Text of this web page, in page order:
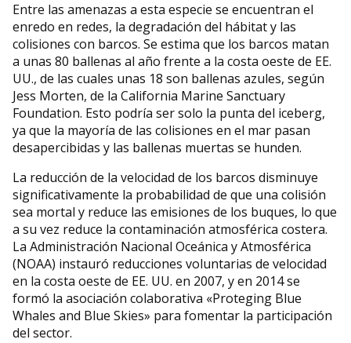
Entre las amenazas a esta especie se encuentran el
enredo en redes, la degradación del hábitat y las
colisiones con barcos. Se estima que los barcos matan
a unas 80 ballenas al año frente a la costa oeste de EE.
UU., de las cuales unas 18 son ballenas azules, según
Jess Morten, de la California Marine Sanctuary
Foundation. Esto podría ser solo la punta del iceberg,
ya que la mayoría de las colisiones en el mar pasan
desapercibidas y las ballenas muertas se hunden.
La reducción de la velocidad de los barcos disminuye
significativamente la probabilidad de que una colisión
sea mortal y reduce las emisiones de los buques, lo que
a su vez reduce la contaminación atmosférica costera.
La Administración Nacional Oceánica y Atmosférica
(NOAA) instauró reducciones voluntarias de velocidad
en la costa oeste de EE. UU. en 2007, y en 2014 se
formó la asociación colaborativa «Proteging Blue
Whales and Blue Skies» para fomentar la participación
del sector.